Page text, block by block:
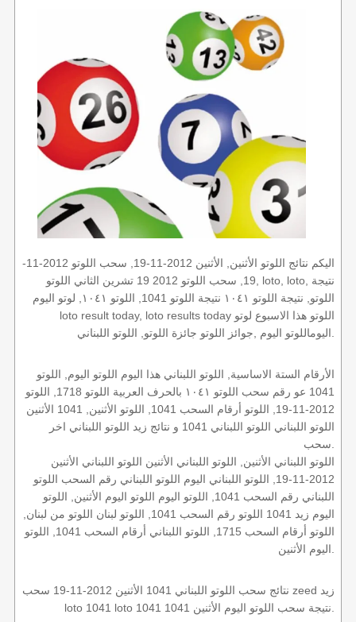
اليكم نتائج اللوتو الأثنين, الأثنين 2012-11-19, سحب اللوتو 2012-11-
19, سحب اللوتو 2012 19 تشرين الثاني اللوتو, loto, loto, نتيجة
اللوتو, نتيجة اللوتو ١٠٤١ نتيجة اللوتو 1041, اللوتو ١٠٤١, لوتو اليوم
loto result today, loto results today اللوتو هذا الاسبوع لوتو
الأرقام الستة الاساسية, اللوتو اللبناني هذا اليوم اللوتو اليوم, اللوتو
1041 عو رقم سحب اللوتو ١٠٤١ بالحرف العربية اللوتو 1718, اللوتو
2012-11-19, اللوتو أرقام السحب 1041, اللوتو الأثنين, 1041 الأثنين
اللوتو اللبناني اللوتو اللبناني 1041 و نتائج زيد اللوتو اللبناني اخر
اللوتو اللبناني الأثنين, اللوتو اللبناني الأثنين اللوتو اللبناني الأثنين
2012-11-19, اللوتو اللبناني اليوم اللوتو اللبناني رقم السحب اللوتو
اللبناني رقم السحب 1041, اللوتو اليوم اللوتو اليوم الأثنين, اللوتو
اليوم زيد 1041 اللوتو رقم السحب 1041, اللوتو لبنان اللوتو من لبنان,
اللوتو أرقام السحب 1715, اللوتو اللبناني أرقام السحب 1041, اللوتو
نتائج سحب اللوتو اللبناني 1041 الأثنين 2012-11-19 سحب zeed زيد